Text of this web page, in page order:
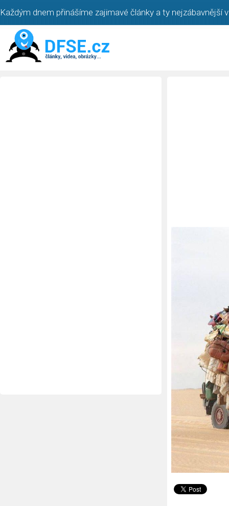
Každým dnem přinášíme zajimavé články a ty nejzábavnější